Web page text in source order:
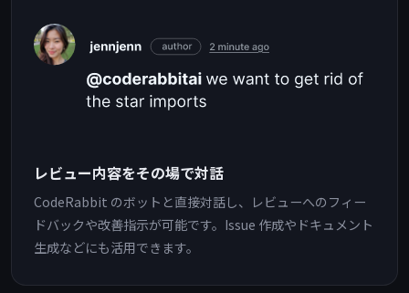
レビュー内容をその場で対話
CodeRabbit のボットと直接対話し、レビューへのフィー
ドバックや改善指示が可能です。Issue 作成やドキュメント
生成などにも活用できます。